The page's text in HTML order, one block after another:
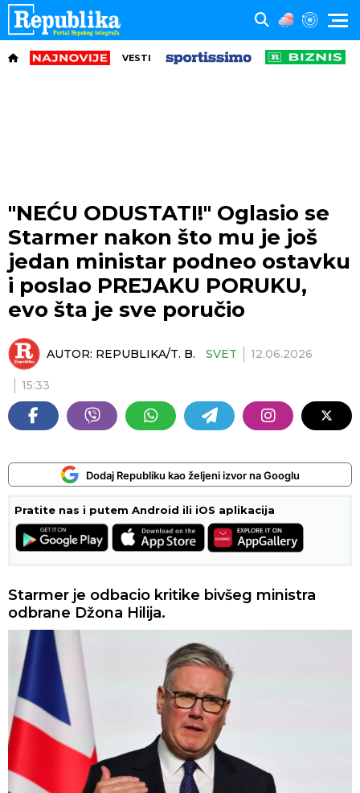
VESTI
"NEĆU ODUSTATI!" Oglasio se
Starmer nakon što mu je još
jedan ministar podneo ostavku
i poslao PREJAKU PORUKU,
evo šta je sve poručio
AUTOR: REPUBLIKA/T. B. SVET 12.06.2026
15:33
Dodaj Republiku kao željeni izvor na Googlu
Pratite nas i putem Android ili iOS aplikacija
Starmer je odbacio kritike bivšeg ministra
odbrane Džona Hilija.